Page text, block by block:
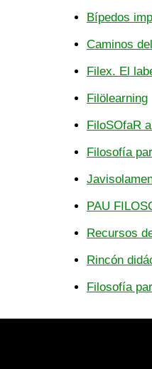
Bípedos
Caminos
Filex. El
Filölearning
FiloSOfaR
Filosofía
PAU
Recursos
Rincón
Filosofía